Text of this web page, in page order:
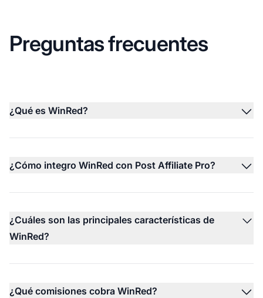
Preguntas frecuentes
¿Qué es WinRed?
¿Cómo integro WinRed con Post Affiliate Pro?
¿Cuáles son las principales características de
WinRed?
¿Qué comisiones cobra WinRed?